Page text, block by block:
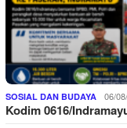
SOSIAL DAN BUDAYA 06/
Kodim 0616/